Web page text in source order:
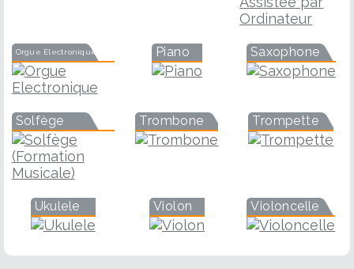
Orgue Electronique Piano Saxophone
Solfège Trombone Trompette
Ukulele Violon Violoncelle